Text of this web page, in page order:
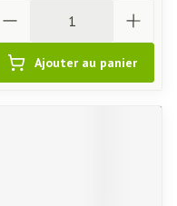
Ajouter au panier